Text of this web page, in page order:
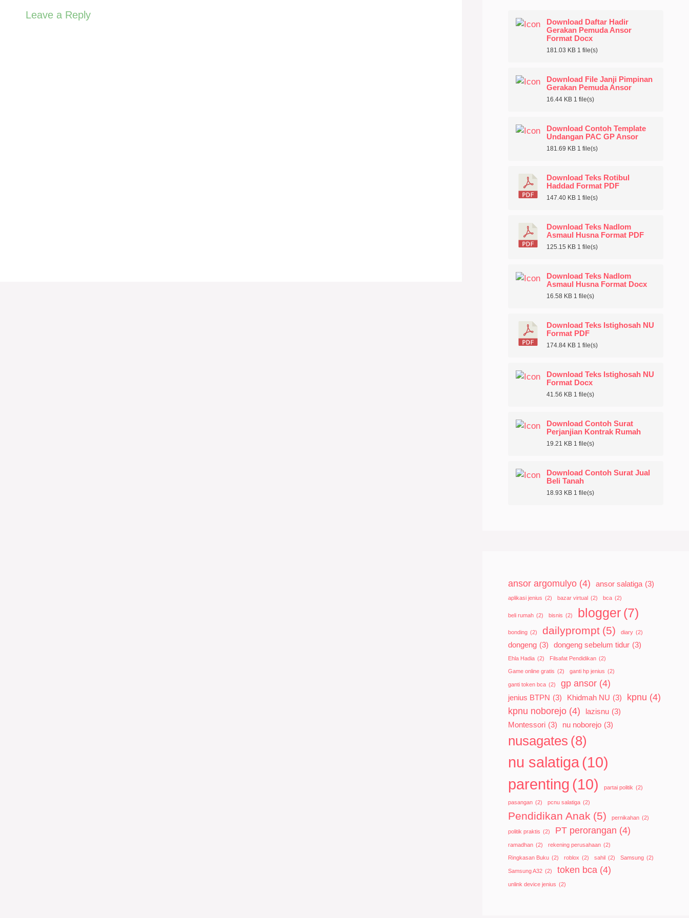
Leave a Reply
Download Daftar Hadir
Gerakan Pemuda Ansor
Format Docx
181.03 KB 1 file(s)
Download File Janji Pimpinan
Gerakan Pemuda Ansor
16.44 KB 1 file(s)
Download Contoh Template
Undangan PAC GP Ansor
181.69 KB 1 file(s)
Download Teks Rotibul
Haddad Format PDF
147.40 KB 1 file(s)
Download Teks Nadlom
Asmaul Husna Format PDF
125.15 KB 1 file(s)
Download Teks Nadlom
Asmaul Husna Format Docx
16.58 KB 1 file(s)
Download Teks Istighosah NU
Format PDF
174.84 KB 1 file(s)
Download Teks Istighosah NU
Format Docx
41.56 KB 1 file(s)
Download Contoh Surat
Perjanjian Kontrak Rumah
19.21 KB 1 file(s)
Download Contoh Surat Jual
Beli Tanah
18.93 KB 1 file(s)
ansor argomulyo (4) ansor salatiga (3)
aplikasi jenius (2) bazar virtual (2) bca (2)
beli rumah (2) bisnis (2) blogger (7)
bonding (2) dailyprompt (5) diary (2)
dongeng (3) dongeng sebelum tidur (3)
Ehla Hadia (2) Filsafat Pendidikan (2)
Game online gratis (2) ganti hp jenius (2)
ganti token bca (2) gp ansor (4)
jenius BTPN (3) Khidmah NU (3) kpnu (4)
kpnu noborejo (4) lazisnu (3)
Montessori (3) nu noborejo (3)
nusagates (8)
nu salatiga(10)
parenting (10) partai politik (2)
pasangan (2) pcnu salatiga (2)
Pendidikan Anak (5) pernikahan (2)
politik praktis (2) PT perorangan (4)
ramadhan (2) rekening perusahaan (2)
Ringkasan Buku (2) roblox (2) sahil (2) Samsung (2)
Samsung A32 (2) token bca (4)
unlink device jenius (2)